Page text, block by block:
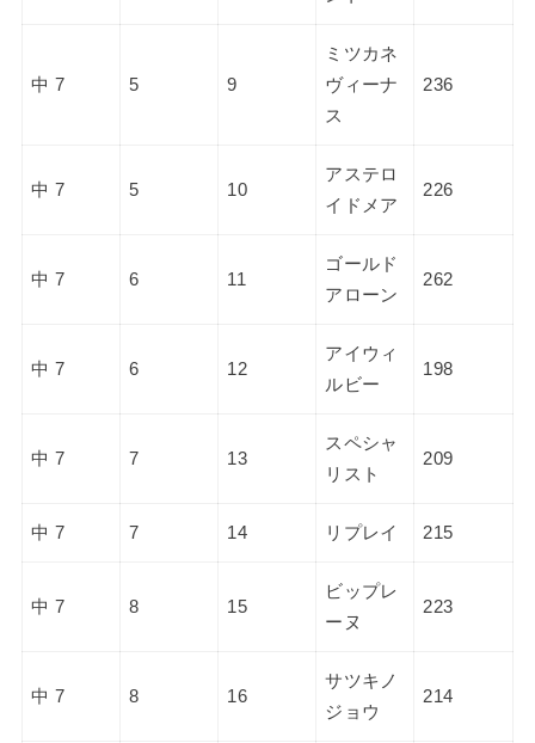
中 7 5 9
ミツカネ
ヴィーナ
ス
236
中 7 5 10
アステロ
イドメア
226
中 7 6 11
ゴールド
アローン
262
中 7 6 12
アイウィ
ルビー
198
中 7 7 13
スペシャ
リスト
209
中 7 7 14 リプレイ 215
中 7 8 15
ビップレ
ーヌ
223
中 7 8 16
サツキノ
ジョウ
214